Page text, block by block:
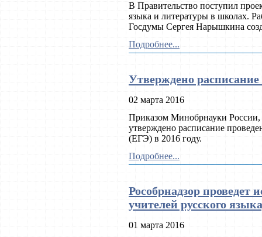
В Правительство поступил
языка и литературы в школах.
Госдумы Сергея Нарышкина
Подробнее...
Утверждено
02 марта 2016
Приказом Минобрнауки
утверждено расписание
(ЕГЭ) в 2016 году.
Подробнее...
Рособрнадзор проведет
учителей русского
01 марта 2016